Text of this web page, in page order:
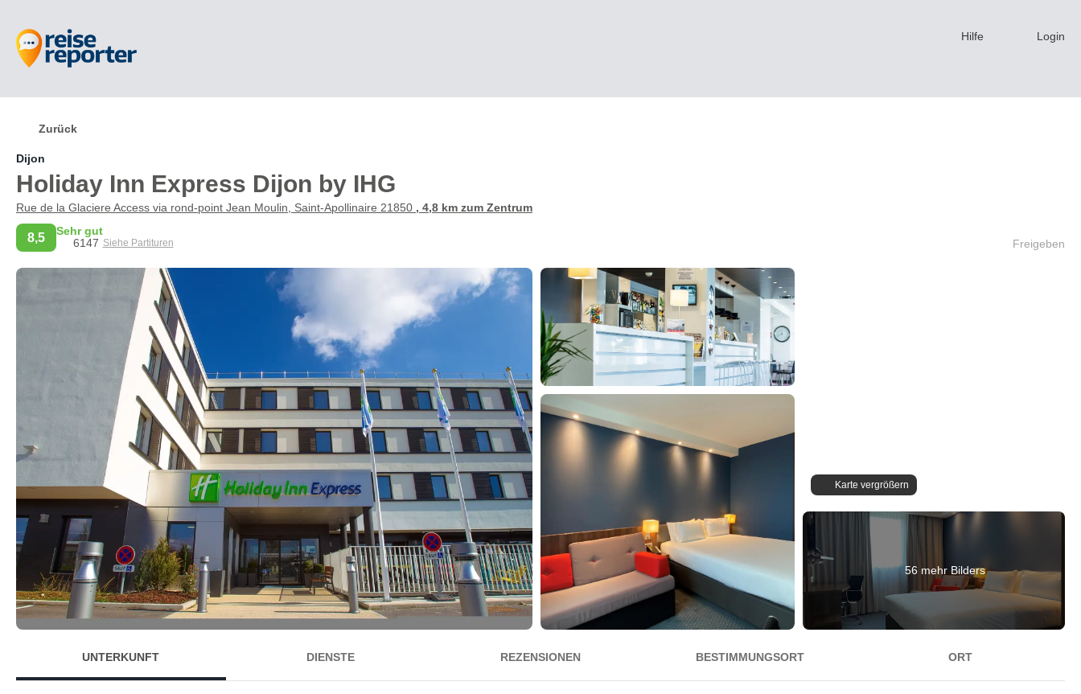
Hilfe Login
Zurück
Dijon
Holiday Inn Express Dijon by IHG
Rue de la Glaciere Access via rond-point Jean Moulin, Saint-Apollinaire 21850 , 4,8 km zum Zentrum
8,5
Sehr gut
6147 Siehe Partituren Freigeben
Karte vergrößern
56 mehr Bilders
UNTERKUNFT DIENSTE REZENSIONEN BESTIMMUNGSORT ORT